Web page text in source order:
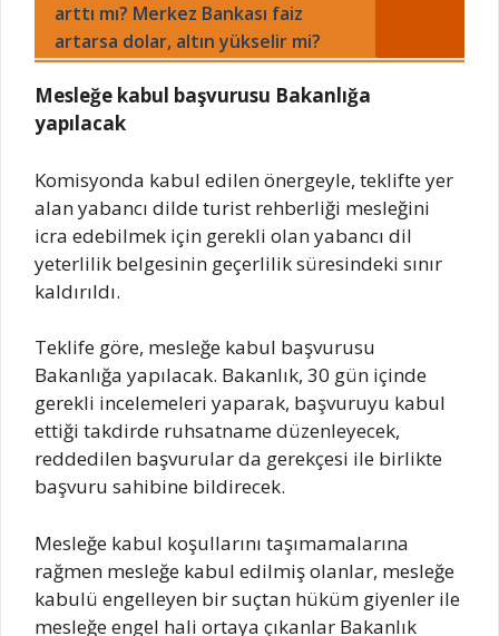
arttı mı? Merkez Bankası faiz
artarsa dolar, altın yükselir mi?
Mesleğe kabul başvurusu Bakanlığa
yapılacak
Komisyonda kabul edilen önergeyle, teklifte yer
alan yabancı dilde turist rehberliği mesleğini
icra edebilmek için gerekli olan yabancı dil
yeterlilik belgesinin geçerlilik süresindeki sınır
kaldırıldı.
Teklife göre, mesleğe kabul başvurusu
Bakanlığa yapılacak. Bakanlık, 30 gün içinde
gerekli incelemeleri yaparak, başvuruyu kabul
ettiği takdirde ruhsatname düzenleyecek,
reddedilen başvurular da gerekçesi ile birlikte
başvuru sahibine bildirecek.
Mesleğe kabul koşullarını taşımamalarına
rağmen mesleğe kabul edilmiş olanlar, mesleğe
kabulü engelleyen bir suçtan hüküm giyenler ile
mesleğe engel hali ortaya çıkanlar Bakanlık